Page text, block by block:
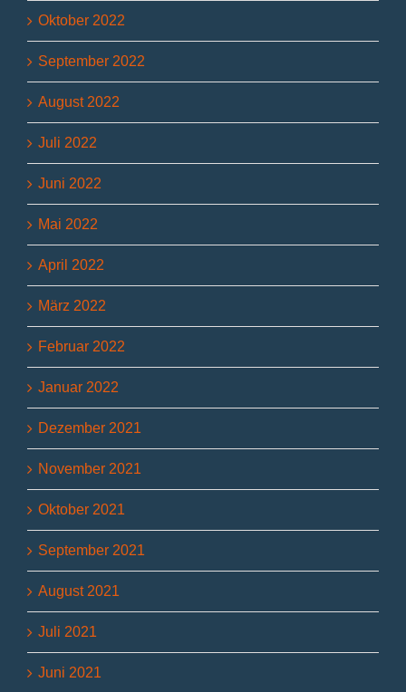
Oktober 2022
September 2022
August 2022
Juli 2022
Juni 2022
Mai 2022
April 2022
März 2022
Februar 2022
Januar 2022
Dezember 2021
November 2021
Oktober 2021
September 2021
August 2021
Juli 2021
Juni 2021